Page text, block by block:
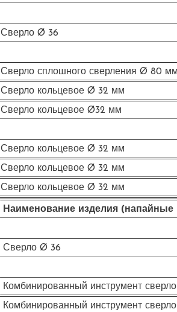
Сверло Ø 36
Сверло сплошного сверления Ø 80 мм
Сверло кольцевое Ø 32 мм
Сверло кольцевое Ø32 мм
Сверло кольцевое Ø 32 мм
Сверло кольцевое Ø 32 мм
Сверло кольцевое Ø 32 мм
Наименование изделия (напайные
Сверло Ø 36
Комбинированный инструмент
Комбинированный инструмент